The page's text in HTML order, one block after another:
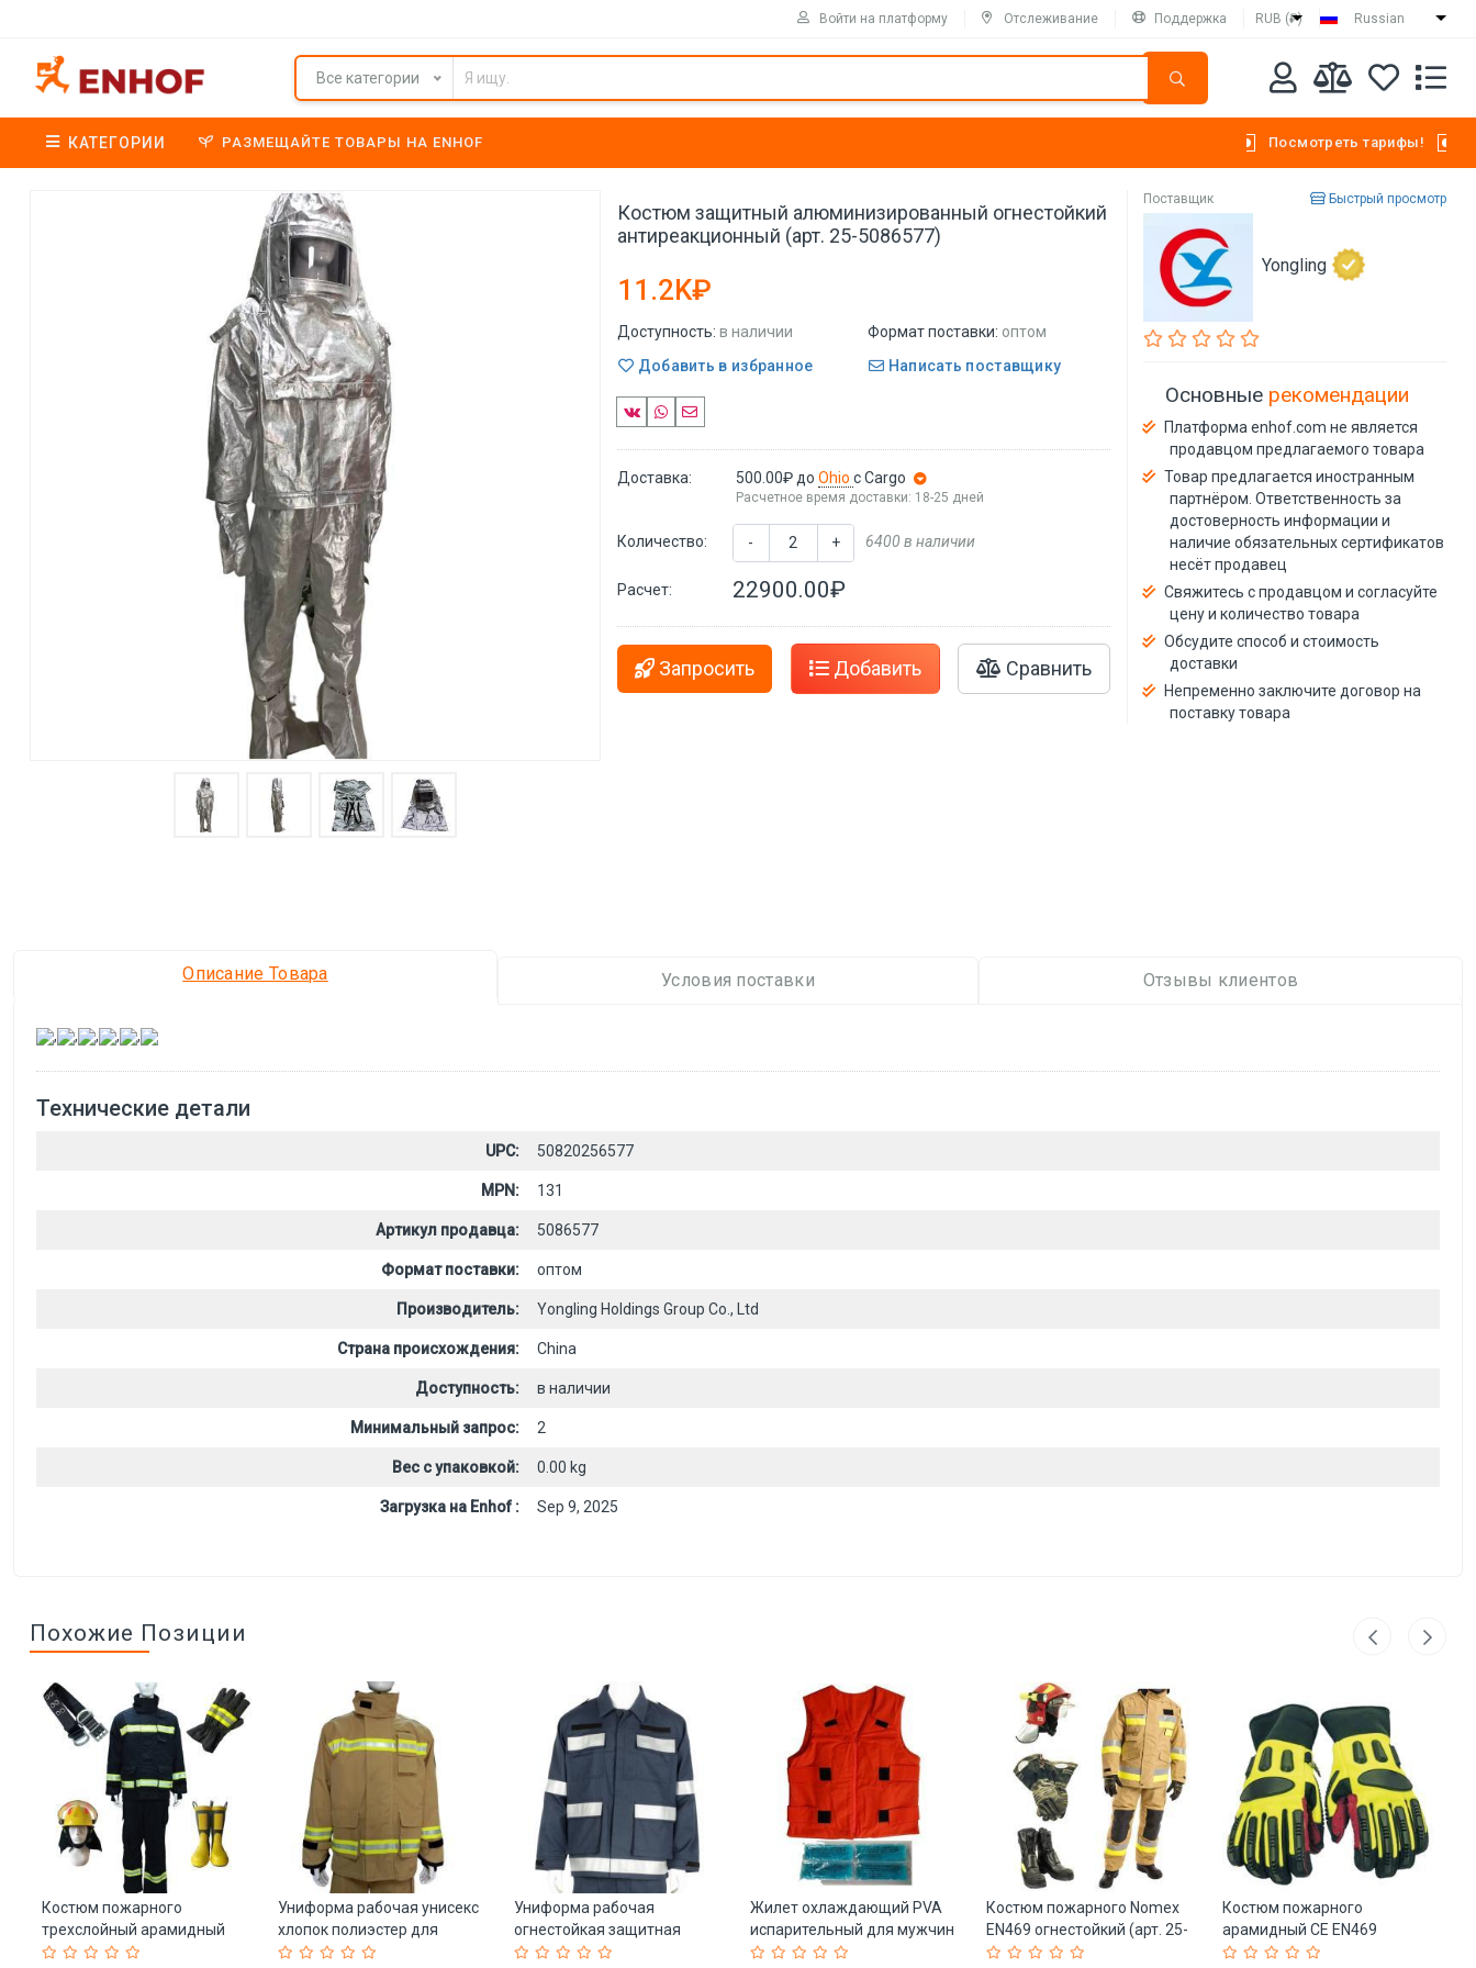
Войти на платформу Отслеживание Поддержка RUB (₽) Russian
Все категории
КАТЕГОРИИ РАЗМЕЩАЙТЕ ТОВАРЫ НА ENHOF Посмотреть тарифы!
Костюм защитный алюминизированный огнестойкий
антиреакционный (арт. 25-5086577)
11.2K₽
Доступность: в наличии Формат поставки: оптом
Добавить в избранное
Написать поставщику
Доставка: 500.00₽ доOhioс Cargo
Расчетное время доставки: 18-25 дней
Количество: - + 6400 в наличии
Расчет: 22900.00₽
Запросить Добавить Сравнить
Поставщик Быстрый просмотр
Yongling
Основные рекомендации
Платформа enhof.com не является
продавцом предлагаемого товара
Товар предлагается иностранным
партнёром. Ответственность за
достоверность информации и
наличие обязательных сертификатов
несёт продавец
Свяжитесь с продавцом и согласуйте
цену и количество товара
Обсудите способ и стоимость
доставки
Непременно заключите договор на
поставку товара
Описание Товара Условия поставки Отзывы клиентов
, , , , ,
Технические детали
UPC: 50820256577
MPN: 131
Артикул продавца: 5086577
Формат поставки: оптом
Производитель: Yongling Holdings Group Co., Ltd
Страна происхождения: China
Доступность: в наличии
Минимальный запрос: 2
Вес с упаковкой: 0.00 kg
Загрузка на Enhof : Sep 9, 2025
Похожие Позиции
Костюм пожарного
трехслойный арамидный
синий CE EN469 (арт. 25-
Униформа рабочая унисекс
хлопок полиэстер для
персонала (арт. 25-5086481)
Униформа рабочая
огнестойкая защитная
промышленная (арт. 25-
Жилет охлаждающий PVA
испарительный для мужчин
летний (арт. 25-5086430)
Костюм пожарного Nomex
EN469 огнестойкий (арт. 25-
5086602)
Костюм пожарного
арамидный CE EN469
европейский стандарт (арт.